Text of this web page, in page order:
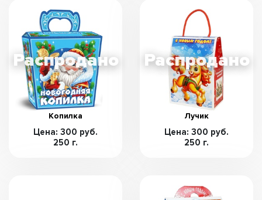
Копилка
Цена: 300 руб.
250 г.
Лучик
Цена: 300 руб.
250 г.